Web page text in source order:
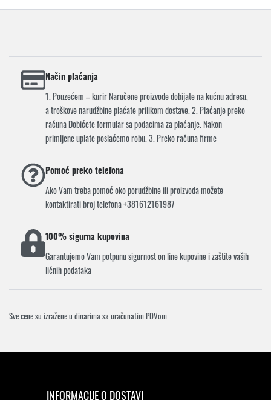
Način plaćanja
1. Pouzećem – kurir Naručene proizvode dobijate na kućnu adresu,
a troškove narudžbine plaćate prilikom dostave. 2. Plaćanje preko
računa Dobićete formular sa podacima za plaćanje. Nakon
primljene uplate poslaćemo robu. 3. Preko računa firme
Pomoć preko telefona
Ako Vam treba pomoć oko porudžbine ili proizvoda možete
kontaktirati broj telefona +381612161987
100% sigurna kupovina
Garantujemo Vam potpunu sigurnost on line kupovine i zaštite vaših
ličnih podataka
Sve cene su izražene u dinarima sa uračunatim PDVom
INFORMACIJE O DOSTAVI